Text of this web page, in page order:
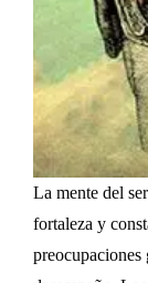
La mente del
fortaleza y
preocupaciones